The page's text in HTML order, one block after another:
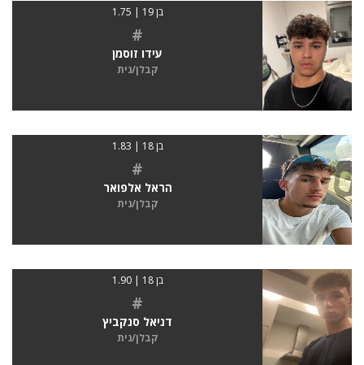
בן 19 | 1.75
#
עידו זוסמן
קבלן/נית
בן 18 | 1.83
#
הראל אלפואר
קבלן/נית
בן 18 | 1.90
#
דניאל סנקביץ
קבלן/נית